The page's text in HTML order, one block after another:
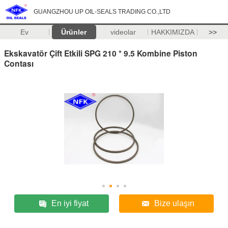
GUANGZHOU UP OIL-SEALS TRADING CO.,LTD
Ev Ürünler videolar HAKKIMIZDA >>
Ekskavatör Çift Etkili SPG 210 * 9.5 Kombine Piston
Contası
En iyi fiyat Bize ulaşın